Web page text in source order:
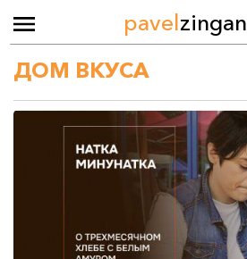
pavelzingan
ДОМ ВКУСА